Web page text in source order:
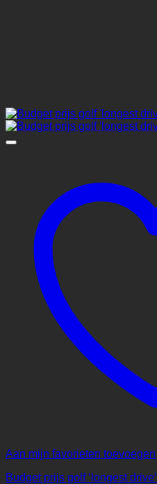
Aan mijn favorieten toevoegen
Budget prijs golf ‘longest drive’